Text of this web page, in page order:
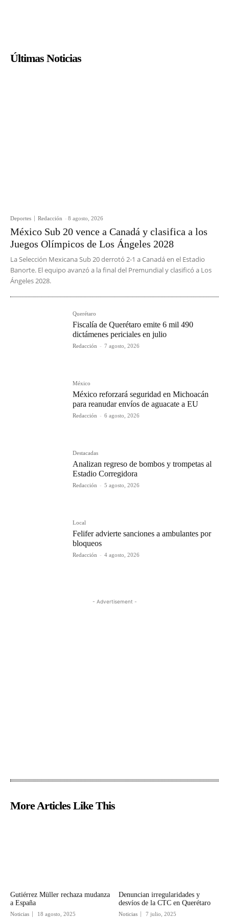
Últimas Noticias
Deportes Redacción - 8 agosto, 2026
México Sub 20 vence a Canadá y clasifica a los
Juegos Olímpicos de Los Ángeles 2028
La Selección Mexicana Sub 20 derrotó 2-1 a Canadá en el Estadio
Banorte. El equipo avanzó a la final del Premundial y clasificó a Los
Ángeles 2028.
Querétaro
Fiscalía de Querétaro emite 6 mil 490
dictámenes periciales en julio
Redacción - 7 agosto, 2026
México
México reforzará seguridad en Michoacán
para reanudar envíos de aguacate a EU
Redacción - 6 agosto, 2026
Destacadas
Analizan regreso de bombos y trompetas al
Estadio Corregidora
Redacción - 5 agosto, 2026
Local
Felifer advierte sanciones a ambulantes por
bloqueos
Redacción - 4 agosto, 2026
- Advertisement -
More Articles Like This
Gutiérrez Müller rechaza mudanza
a España
Noticias 18 agosto, 2025
Denuncian irregularidades y
desvíos de la CTC en Querétaro
Noticias 7 julio, 2025